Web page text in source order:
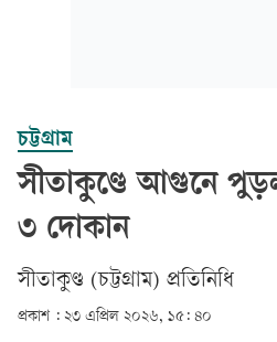
চট্টগ্রাম
সীতাকুণ্ডে আগুনে
৩ দোকান
সীতাকুণ্ড (চট্টগ্রাম) প্রতিনিধি
প্রকাশ : ২৩ এপ্রিল ২০২৬, ১৫: ৪০